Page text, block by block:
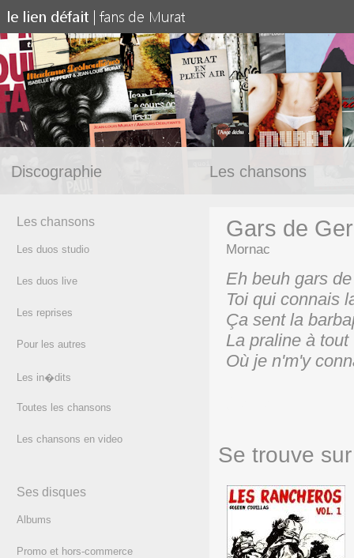
Discographie Les chansons
Les chansons
Les duos studio
Les duos live
Les reprises
Pour les autres
Les in�dits
Toutes les chansons
Les chansons en video
Ses disques
Albums
Promo et hors-commerce
Gars de
Mornac
Eh beuh gars
Toi qui connais
Ça sent la
La praline à tout
Où je n'm'y
Se trouve